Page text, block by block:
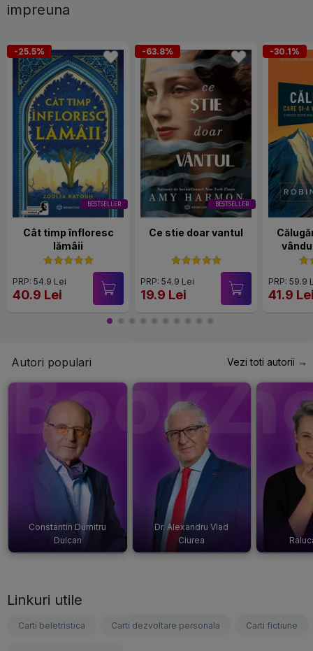
impreuna
BESTSELLER
-25.5%
Cât timp înfloresc
lămâii
PRP: 54.9 Lei
40.9 Lei
BESTSELLER
-63.8%
Ce stie doar vantul
PRP: 54.9 Lei
19.9 Lei
-30.1%
PRP: 59.9
41.9
Autori populari Vezi toti autorii →
Constantin Dumitru
Dulcan
Dr. Alexandru Vlad
Ciurea
Linkuri utile
Carti beletristica Carti dezvoltare personala Carti fictiune